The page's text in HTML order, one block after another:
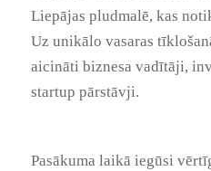
Liepājas pludmalē, kas
Uz unikālo vasaras
aicināti biznesa vadītāji,
startup pārstāvji.
Pasākuma laikā iegūsi